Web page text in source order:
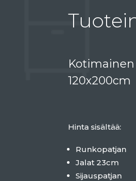
120x200cm
Hinta sisältää:
Runkopatjan
Jalat 23cm
Sijauspatjan